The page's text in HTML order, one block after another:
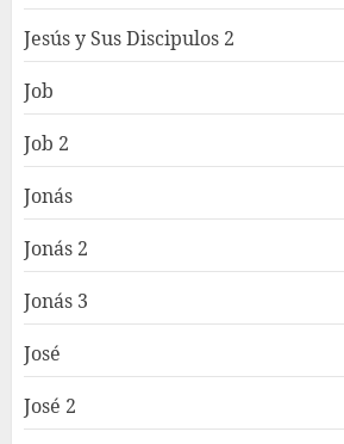
Jesús y Sus Discipulos 2
Job
Job 2
Jonás
Jonás 2
Jonás 3
José
José 2